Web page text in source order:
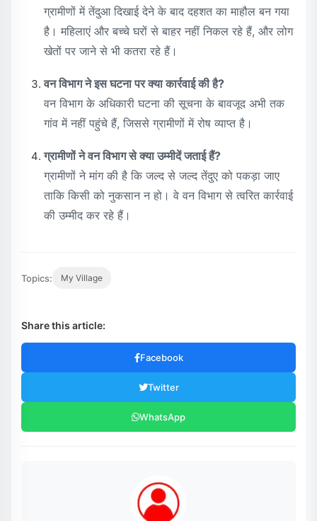
ग्रामीणों में तेंदुआ दिखाई देने के बाद दहशत का माहौल बन गया
है। महिलाएं और बच्चे घरों से बाहर नहीं निकल रहे हैं, और लोग
खेतों पर जाने से भी कतरा रहे हैं।
वन विभाग ने इस घटना पर क्या कार्रवाई की है?
वन विभाग के अधिकारी घटना की सूचना के बावजूद अभी तक
गांव में नहीं पहुंचे हैं, जिससे ग्रामीणों में रोष व्याप्त है।
ग्रामीणों ने वन विभाग से क्या उम्मीदें जताई हैं?
ग्रामीणों ने मांग की है कि जल्द से जल्द तेंदुए को पकड़ा जाए
ताकि किसी को नुकसान न हो। वे वन विभाग से त्वरित कार्रवाई
की उम्मीद कर रहे हैं।
Topics: My Village
Share this article:
Facebook
Twitter
WhatsApp